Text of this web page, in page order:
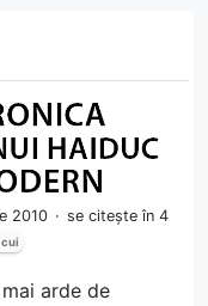
2010
se citește în 4
cui
arde de